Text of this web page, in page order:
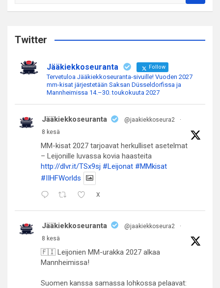
a
c
Twitter
Jääkiekkoseuranta Follow
Tervetuloa Jääkiekkoseuranta-sivuille! Vuoden 2027
mm-kisat järjestetään Saksan Düsseldorfissa ja
Mannheimissa 14.–30. toukokuuta 2027
Jääkiekkoseuranta @jaakiekkoseura2
·
8 kesä
MM-kisat 2027 tarjoavat herkulliset asetelmat
– Leijonille luvassa kovia haasteita
http://dlvr.it/TSx9sj #Leijonat #MMkisat
#IIHFWorlds
X
Jääkiekkoseuranta @jaakiekkoseura2
·
8 kesä
🇫🇮 Leijonien MM-urakka 2027 alkaa
Mannheimissa!
Suomen kanssa samassa lohkossa pelaavat: